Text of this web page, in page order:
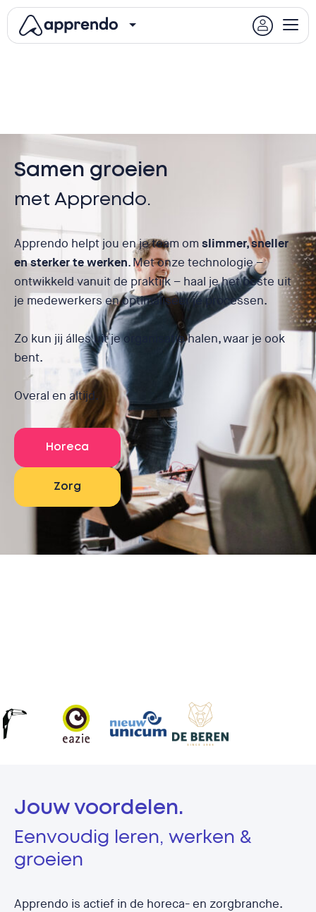
Samen groeien
met Apprendo.
Apprendo helpt jou en je team om slimmer, sneller
en sterker te werken. Met onze technologie –
ontwikkeld vanuit de praktijk – haal je het beste uit
je medewerkers en optimaliseer je processen.
Zo kun jij álles uit je organisatie halen, waar je ook
bent.
Overal en altijd.
Horeca
Zorg
Jouw voordelen.
Eenvoudig leren, werken &
groeien
Apprendo is actief in de horeca- en zorgbranche.